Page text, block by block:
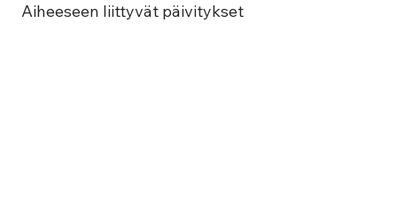
Aiheeseen liittyvät päivitykset